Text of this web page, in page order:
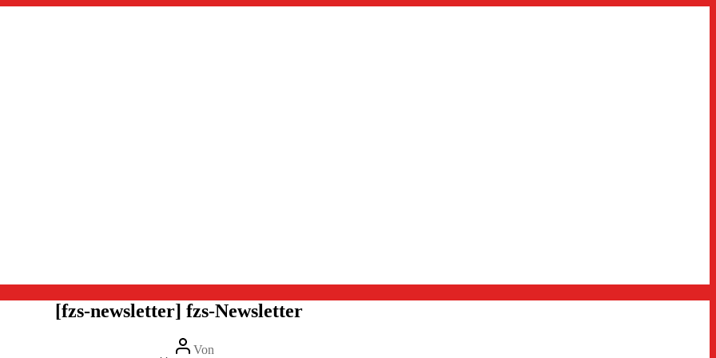
[fzs-newsletter] fzs-Newsletter
Beitragsautor
Von